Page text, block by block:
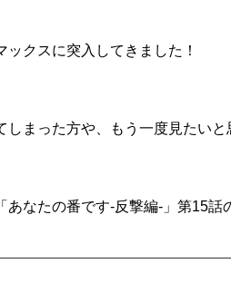
ックスに突入してきました！
しまった方や、もう一度見たいと
あなたの番です-反撃編-」第15